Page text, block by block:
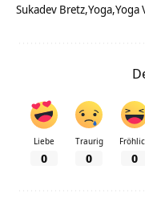
Sukadev Bretz Yoga Yoga
Liebe
0
Traurig
0 0